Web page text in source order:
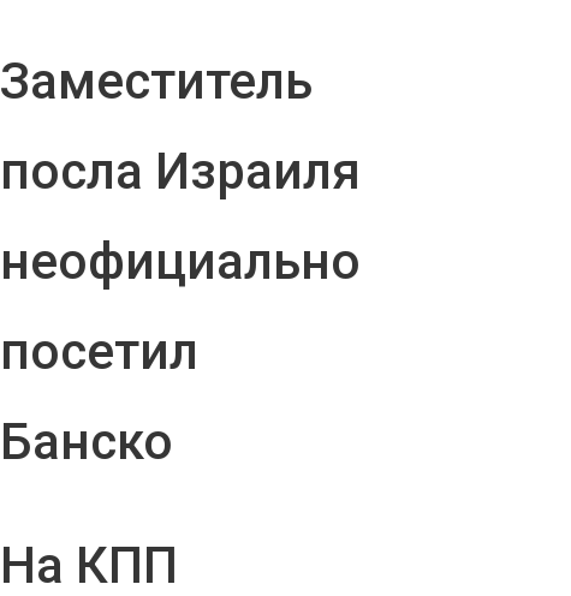
Заместитель
посла Израиля
неофициально
посетил
Банско
На КПП